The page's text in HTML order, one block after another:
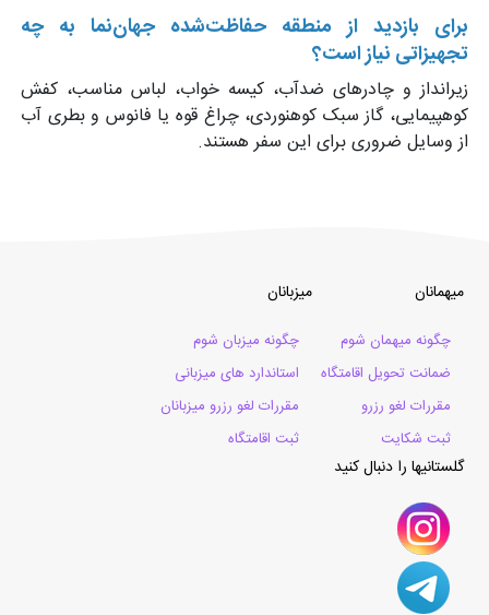
برای بازدید از منطقه حفاظت‌شده جهان‌نما به چه
تجهیزاتی نیاز است؟
زیرانداز و چادرهای ضدآب، كیسه خواب، لباس مناسب، كفش
كوهپیمایی، گاز سبک كوهنوردی، چراغ قوه یا فانوس و بطری آب
از وسایل ضروری برای این سفر هستند.
میهمانان
چگونه میهمان شوم
ضمانت تحویل اقامتگاه
مقررات لغو رزرو
ثبت شکایت
میزبانان
چگونه میزبان شوم
استاندارد های میزبانی
مقررات لغو رزرو میزبانان
ثبت اقامتگاه
گلستانیها را دنبال کنید